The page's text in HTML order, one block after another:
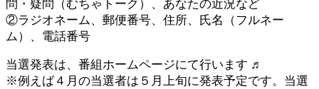
問・疑問（むちゃトーク）、あなたの近況など
②ラジオネーム、郵便番号、住所、氏名（フルネー
ム）、電話番号
当選発表は、番組ホームページにて行います ♬
※例えば４月の当選者は５月上旬に発表予定です。当選